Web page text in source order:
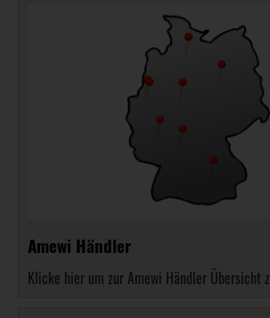
Amewi Händler
Klicke hier um zur Amewi Händler Übersicht